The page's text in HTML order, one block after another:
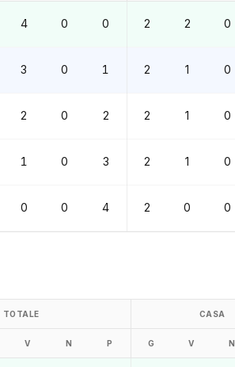
4 0 0 2 2 0
3 0 1 2 1 0
2 0 2 2 1 0
1 0 3 2 1 0
0 0 4 2 0 0
TOTALE CASA
V N P G V N